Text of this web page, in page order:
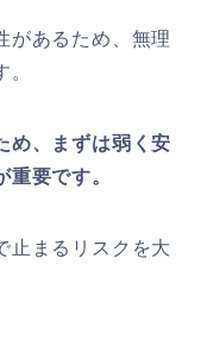
があるため、無理
め、まずは弱く安
要です。
止まるリスクを大